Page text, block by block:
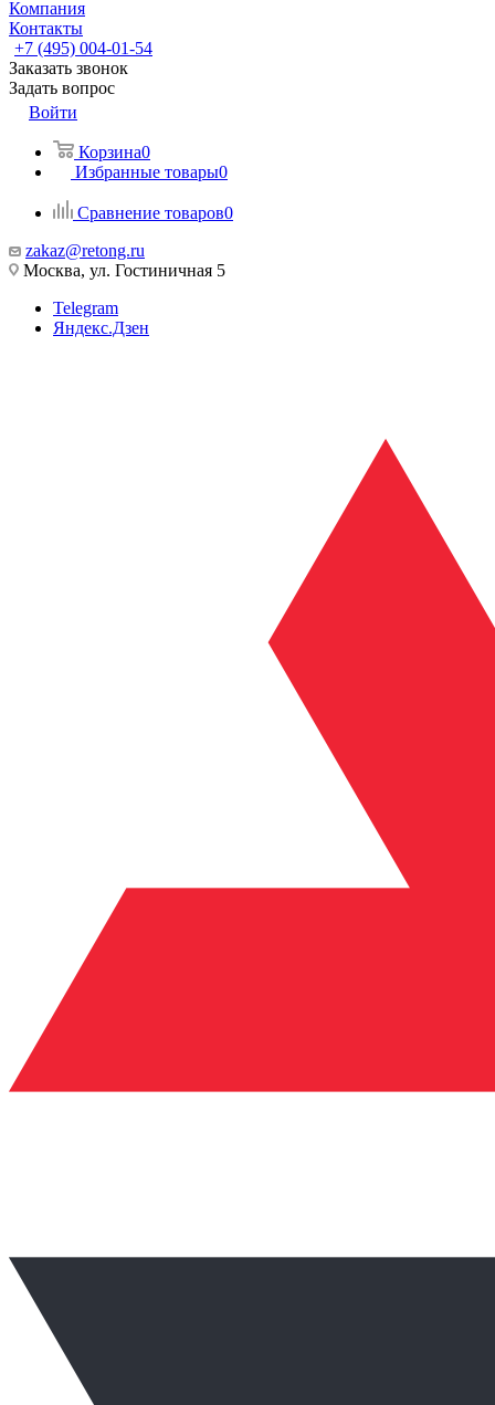
Компания
Контакты
+7 (495) 004-01-54
Заказать звонок
Задать вопрос
Войти
Корзина0
Избранные товары0
Сравнение товаров0
zakaz@retong.ru
Москва, ул. Гостиничная 5
Telegram
Яндекс.Дзен